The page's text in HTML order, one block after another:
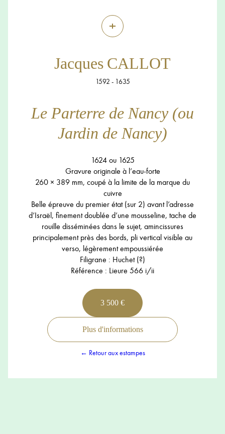
+
Jacques CALLOT
1592 - 1635
Le Parterre de Nancy (ou
Jardin de Nancy)
1624 ou 1625
Gravure originale à l’eau-forte
260 × 389 mm, coupé à la limite de la marque du
cuivre
Belle épreuve du premier état (sur 2) avant l’adresse
d’Israël, finement doublée d’une mousseline, tache de
rouille disséminées dans le sujet, amincissures
principalement près des bords, pli vertical visible au
verso, légèrement empoussiérée
Filigrane : Huchet (?)
Référence : Lieure 566 i/ii
3 500 €
Plus d'informations
← Retour aux estampes